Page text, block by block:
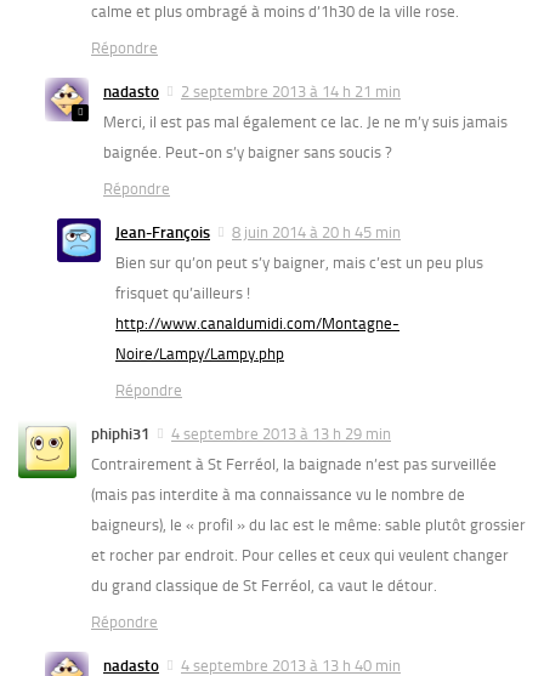
calme et plus ombragé à moins d’1h30 de la ville rose.
Répondre
nadasto
2 septembre 2013 à 14 h 21 min
Merci, il est pas mal également ce lac. Je ne m’y suis jamais
baignée. Peut-on s’y baigner sans soucis ?
Répondre
Jean-François
8 juin 2014 à 20 h 45 min
Bien sur qu’on peut s’y baigner, mais c’est un peu plus
frisquet qu’ailleurs !
http://www.canaldumidi.com/Montagne-
Noire/Lampy/Lampy.php
Répondre
phiphi31
4 septembre 2013 à 13 h 29 min
Contrairement à St Ferréol, la baignade n’est pas surveillée
(mais pas interdite à ma connaissance vu le nombre de
baigneurs), le « profil » du lac est le même: sable plutôt grossier
et rocher par endroit. Pour celles et ceux qui veulent changer
du grand classique de St Ferréol, ca vaut le détour.
Répondre
nadasto
4 septembre 2013 à 13 h 40 min